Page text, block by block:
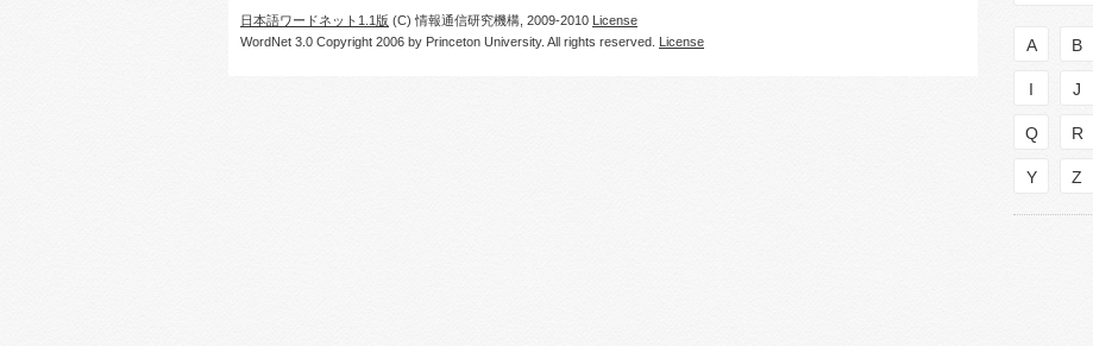
日本語ワードネット1.1版 (C) 情報通信研究機構, 2009-2010 License
WordNet 3.0 Copyright 2006 by Princeton University. All rights reserved. License A B
I J
Q R
Y Z